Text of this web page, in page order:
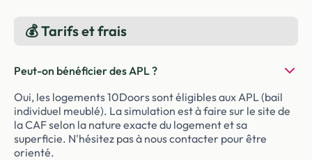
💰 Tarifs et frais
Peut-on bénéficier des APL ?
Oui, les logements 10Doors sont éligibles aux APL (bail
individuel meublé). La simulation est à faire sur le site de
la CAF selon la nature exacte du logement et sa
superficie. N'hésitez pas à nous contacter pour être
orienté.